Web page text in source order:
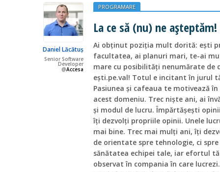
Daniel Lăcătuș
Senior Software
Developer
@Accesa
PROGRAMARE
La ce să (nu) ne așteptăm!
Ai obținut poziția mult dorită: ești
facultatea, ai planuri mari, te-ai
mare cu posibilități nenumărate de
ești.pe.val! Totul e incitant în jurul
Pasiunea și cafeaua te motivează
acest domeniu. Trec niște ani, ai
și modul de lucru. Împărtășești
îți dezvolți propriile opinii. Unele
mai bine. Trec mai mulți ani, îți
de orientate spre tehnologie, ci
sănătatea echipei tale, iar efortul
observat în compania în care